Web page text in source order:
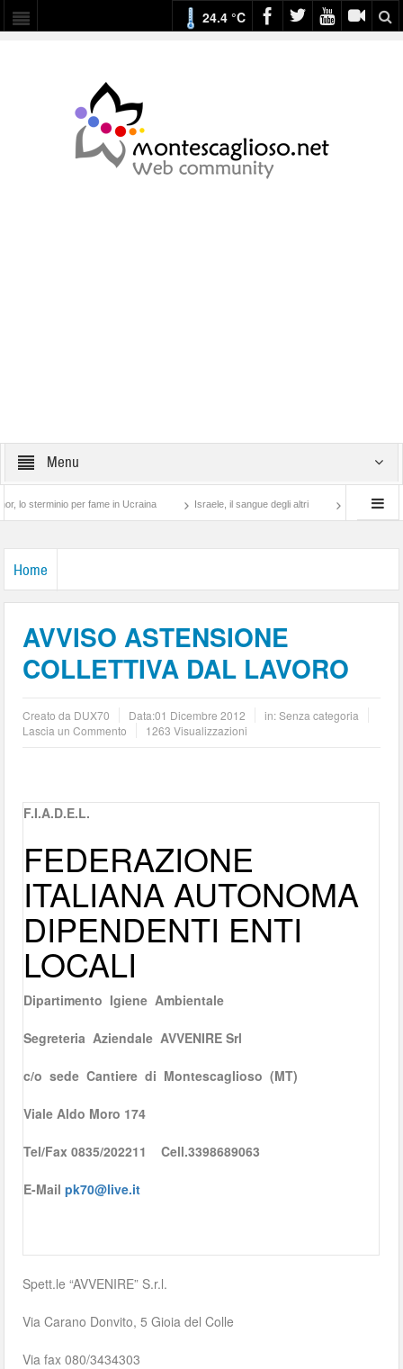
24.4 °C
Menu
per fame in Ucraina Israele, il sangue degli altri Lotta di classe…
Home
AVVISO ASTENSIONE
COLLETTIVA DAL LAVORO
Creato da DUX70 Data:01 Dicembre 2012
in: Senza categoria
Lascia un Commento
1263 Visualizzazioni
F.I.A.D.E.L.
FEDERAZIONE
ITALIANA AUTONOMA
DIPENDENTI ENTI
LOCALI
Dipartimento Igiene Ambientale
Segreteria Aziendale AVVENIRE Srl
c/o sede Cantiere di Montescaglioso (MT)
Viale Aldo Moro 174
Tel/Fax 0835/202211 Cell.3398689063
E-Mailpk70@live.it
Spett.le “AVVENIRE” S.r.l.
Via Carano Donvito, 5 Gioia del Colle
Via fax 080/3434303